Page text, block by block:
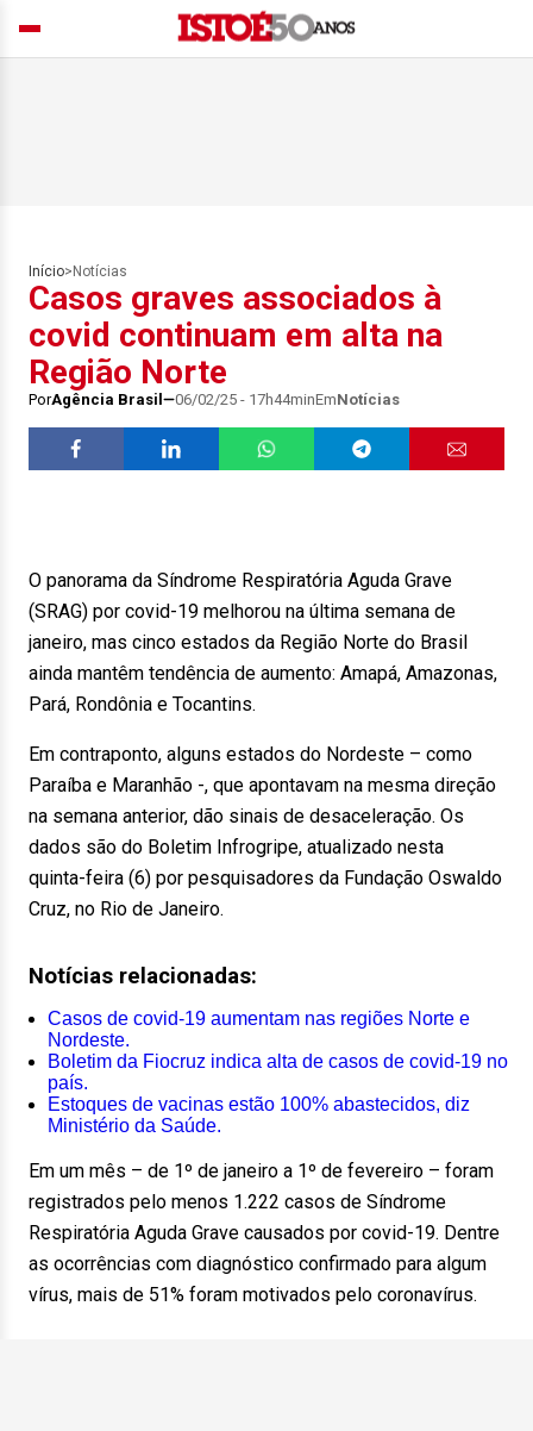
Início> Notícias
Casos graves associados à
covid continuam em alta na
Região Norte
PorAgência Brasil 06/02/25 - 17h44minEmNotícias
O panorama da Síndrome Respiratória Aguda Grave
(SRAG) por covid-19 melhorou na última semana de
janeiro, mas cinco estados da Região Norte do Brasil
ainda mantêm tendência de aumento: Amapá, Amazonas,
Pará, Rondônia e Tocantins.
Em contraponto, alguns estados do Nordeste – como
Paraíba e Maranhão -, que apontavam na mesma direção
na semana anterior, dão sinais de desaceleração. Os
dados são do Boletim Infrogripe, atualizado nesta
quinta-feira (6) por pesquisadores da Fundação Oswaldo
Cruz, no Rio de Janeiro.
Notícias relacionadas:
Casos de covid-19 aumentam nas regiões Norte e
Nordeste.
Boletim da Fiocruz indica alta de casos de covid-19 no
país.
Estoques de vacinas estão 100% abastecidos, diz
Ministério da Saúde.
Em um mês – de 1º de janeiro a 1º de fevereiro – foram
registrados pelo menos 1.222 casos de Síndrome
Respiratória Aguda Grave causados por covid-19. Dentre
as ocorrências com diagnóstico confirmado para algum
vírus, mais de 51% foram motivados pelo coronavírus.